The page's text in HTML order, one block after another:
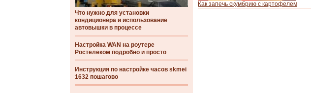
Что нужно для установки
кондиционера и использование
автовышки в процессе
Настройка WAN на роутере
Ростелеком подробно и просто
Инструкция по настройке часов skmei
1632 пошагово
Как запечь скумбрию с картофелем